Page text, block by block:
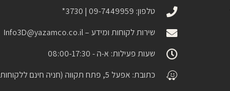
טלפון: 09-7449959 | 3730*
שירות לקוחות ומידע –Info3D@yazamco.co.il
שעות פעילות: א-ה - 08:00-17:30
כתובת: אפעל 5, פתח תקווה (חניה חינם ללקוחות)